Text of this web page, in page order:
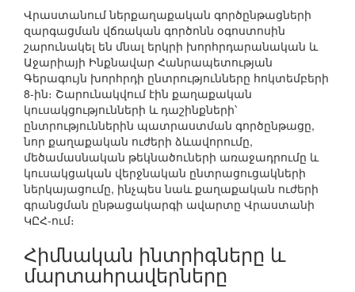
Վրաստանում ներքաղաքական գործընթացների
զարգացման վճռական գործոնն օգոստոսին
շարունակել են մնալ երկրի խորհրդարանական և
Աջարիայի Ինքնավար Հանրապետության
Գերագույն խորհրդի ընտրությունները հոկտեմբերի
8-ին։ Շարունակվում էին քաղաքական
կուսակցությունների և դաշինքների՝
ընտրություններին պատրաստման գործընթացը,
նոր քաղաքական ուժերի ձևավորումը,
մեծամասնական թեկնածուների առաջադրումը և
կուսակցական վերջնական ընտրացուցակների
ներկայացումը, ինչպես նաև քաղաքական ուժերի
գրանցման ընթացակարգի ավարտը Վրաստանի
ԿԸՀ-ում։
Հիմնական ինտրիգները և
մարտահրավերները